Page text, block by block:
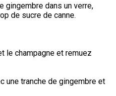
gingembre dans un verre,
de sucre de canne.
le champagne et remuez
une tranche de gingembre et